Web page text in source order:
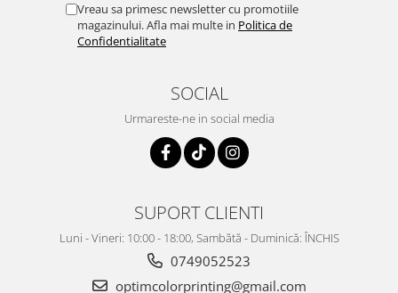
Vreau sa primesc newsletter cu promotiile
magazinului. Afla mai multe in Politica de
Confidentialitate
SOCIAL
Urmareste-ne in social media
SUPORT CLIENTI
Luni - Vineri: 10:00 - 18:00, Sambătă - Duminică: ÎNCHIS
0749052523
optimcolorprinting@gmail.com